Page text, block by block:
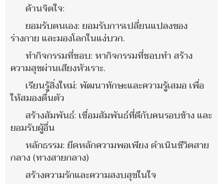
ด้านจิตใจ:
ยอมรับตนเอง: ยอมรับการเปลี่ยนแปลงของ
ร่างกาย และมองโลกในแง่บวก.
ทำกิจกรรมที่ชอบ: หากิจกรรมที่ชอบทำ สร้าง
ความสุขผ่านเสียงหัวเราะ.
เรียนรู้สิ่งใหม่: พัฒนาทักษะและความรู้เสมอ เพื่อ
ให้สมองตื่นตัว
สร้างสัมพันธ์: เชื่อมสัมพันธ์ที่ดีกับคนรอบข้าง และ
ยอมรับผู้อื่น
หลักธรรม: ยึดหลักความพอเพียง ดำเนินชีวิตสาย
กลาง (ทางสายกลาง)
สร้างความรักและความสงบสุขในใจ